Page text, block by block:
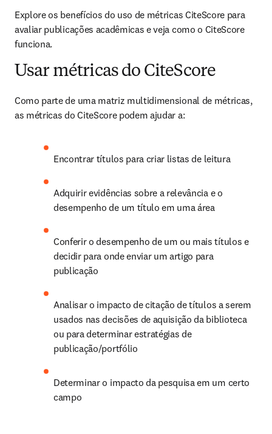
Explore os benefícios do uso de métricas CiteScore para
avaliar publicações acadêmicas e veja como o CiteScore
funciona.
Usar métricas do CiteScore
Como parte de uma matriz multidimensional de métricas,
as métricas do CiteScore podem ajudar a:
Encontrar títulos para criar listas de leitura
Adquirir evidências sobre a relevância e o
desempenho de um título em uma área
Conferir o desempenho de um ou mais títulos e
decidir para onde enviar um artigo para
publicação
Analisar o impacto de citação de títulos a serem
usados nas decisões de aquisição da biblioteca
ou para determinar estratégias de
publicação/portfólio
Determinar o impacto da pesquisa em um certo
campo